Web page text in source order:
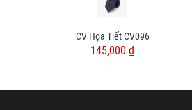
CV Họa Tiết CV096
145,000 ₫